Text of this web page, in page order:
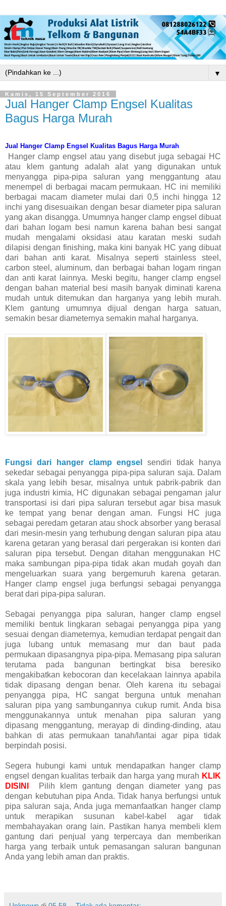
▼
Kamis, 15 September 2016
Jual Hanger Clamp Engsel Kualitas
Bagus Harga Murah
Jual Hanger Clamp Engsel Kualitas Bagus Harga Murah
Hanger clamp engsel atau yang disebut juga sebagai HC
atau klem gantung adalah alat yang digunakan untuk
menyangga pipa-pipa saluran yang menggantung atau
menempel di berbagai macam permukaan. HC ini memiliki
berbagai macam diameter mulai dari 0,5 inchi hingga 12
inchi yang disesuaikan dengan besar diameter pipa saluran
yang akan disangga. Umumnya hanger clamp engsel dibuat
dari bahan logam besi namun karena bahan besi sangat
mudah mengalami oksidasi atau karatan meski sudah
dilapisi dengan finishing, maka kini banyak HC yang dibuat
dari bahan anti karat. Misalnya seperti stainless steel,
carbon steel, aluminum, dan berbagai bahan logam ringan
dan anti karat lainnya. Meski begitu, hanger clamp engsel
dengan bahan material besi masih banyak diminati karena
mudah untuk ditemukan dan harganya yang lebih murah.
Klem gantung umumnya dijual dengan harga satuan,
semakin besar diameternya semakin mahal harganya.
Fungsi dari hanger clamp engsel
sendiri tidak hanya
sekedar sebagai penyangga pipa-pipa saluran saja. Dalam
skala yang lebih besar, misalnya untuk pabrik-pabrik dan
juga industri kimia, HC digunakan sebagai pengaman jalur
transportasi isi dari pipa saluran tersebut agar bisa masuk
ke tempat yang benar dengan aman. Fungsi HC juga
sebagai peredam getaran atau shock absorber yang berasal
dari mesin-mesin yang terhubung dengan saluran pipa atau
karena getaran yang berasal dari pergerakan isi konten dari
saluran pipa tersebut. Dengan ditahan menggunakan HC
maka sambungan pipa-pipa tidak akan mudah goyah dan
mengeluarkan suara yang bergemuruh karena getaran.
Hanger clamp engsel juga berfungsi sebagai penyangga
berat dari pipa-pipa saluran.
Sebagai penyangga pipa saluran, hanger clamp engsel
memiliki bentuk lingkaran sebagai penyangga pipa yang
sesuai dengan diameternya, kemudian terdapat pengait dan
juga lubang untuk memasang mur dan baut pada
permukaan dipasangnya pipa-pipa. Memasang pipa saluran
terutama pada bangunan bertingkat bisa beresiko
mengakibatkan kebocoran dan kecelakaan lainnya apabila
tidak dipasang dengan benar. Oleh karena itu sebagai
penyangga pipa, HC sangat berguna untuk menahan
saluran pipa yang sambungannya cukup rumit. Anda bisa
menggunakannya untuk menahan pipa saluran yang
dipasang menggantung, merayap di dinding-dinding, atau
bahkan di atas permukaan tanah/lantai agar pipa tidak
berpindah posisi.
Segera hubungi kami untuk mendapatkan hanger clamp
engsel dengan kualitas terbaik dan harga yang murah KLIK
DISINI
Pilih klem gantung dengan diameter yang pas
dengan kebutuhan pipa Anda. Tidak hanya berfungsi untuk
pipa saluran saja, Anda juga memanfaatkan hanger clamp
untuk merapikan susunan kabel-kabel agar tidak
membahayakan orang lain. Pastikan hanya membeli klem
gantung dari penjual yang terpercaya dan memberikan
harga yang terbaik untuk pemasangan saluran bangunan
Anda yang lebih aman dan praktis.